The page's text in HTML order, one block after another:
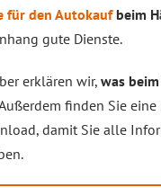
für den Autokaufbeim
gute Dienste.
erklären wir, was
finden Sie
damit Sie alle